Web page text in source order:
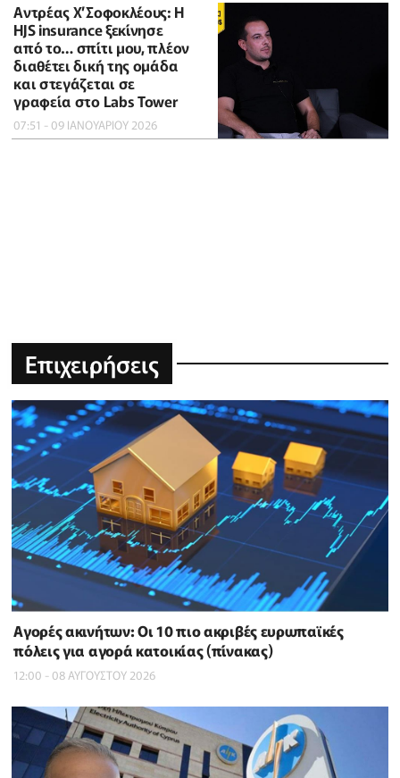
Αντρέας Χ’Σοφοκλέους: Η
HJS insurance ξεκίνησε
από το… σπίτι μου, πλέον
διαθέτει δική της ομάδα
και στεγάζεται σε
γραφεία στο Labs Tower
07:51 - 09 ΙΑΝΟΥΑΡΙΟΥ 2026
Επιχειρήσεις
Αγορές ακινήτων: Οι 10 πιο ακριβές ευρωπαϊκές
πόλεις για αγορά κατοικίας (πίνακας)
12:00 - 08 ΑΥΓΟΥΣΤΟΥ 2026